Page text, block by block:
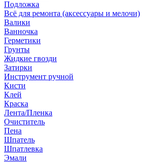
Подложка
Всё для ремонта (аксессуары и мелочи)
Валики
Ванночка
Герметики
Грунты
Жидкие гвозди
Затирки
Инструмент ручной
Кисти
Клей
Краска
Лента/Пленка
Очиститель
Пена
Шпатель
Шпатлевка
Эмали